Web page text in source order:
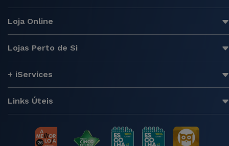
Loja Online
Lojas Perto de Si
+ iServices
Links Úteis